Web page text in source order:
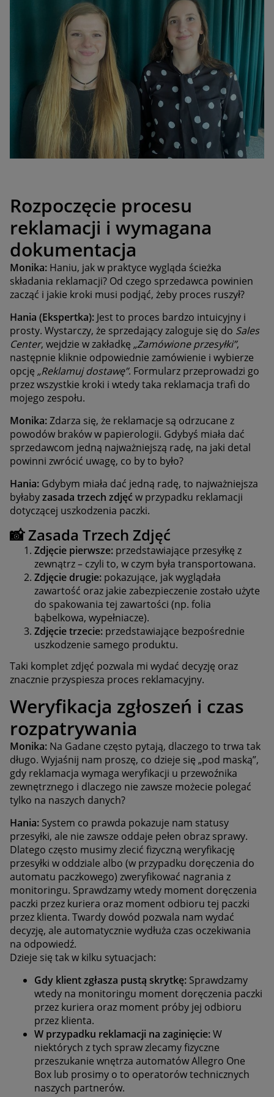
Rozpoczęcie procesu
reklamacji i wymagana
dokumentacja
Monika: Haniu, jak w praktyce wygląda ścieżka
składania reklamacji? Od czego sprzedawca powinien
zacząć i jakie kroki musi podjąć, żeby proces ruszył?
Hania (Ekspertka): Jest to proces bardzo intuicyjny i
prosty. Wystarczy, że sprzedający zaloguje się do Sales
Center, wejdzie w zakładkę „Zamówione przesyłki”,
następnie kliknie odpowiednie zamówienie i wybierze
opcję „Reklamuj dostawę”. Formularz przeprowadzi go
przez wszystkie kroki i wtedy taka reklamacja trafi do
mojego zespołu.
Monika:Zdarza się, że reklamacje są odrzucane z
powodów braków w papierologii. Gdybyś miała dać
sprzedawcom jedną najważniejszą radę, na jaki detal
powinni zwrócić uwagę, co by to było?
Hania: Gdybym miała dać jedną radę, to najważniejsza
byłabyzasada trzech zdjęćw przypadku reklamacji
dotyczącej uszkodzenia paczki.
📸Zasada Trzech Zdjęć
Zdjęcie pierwsze: przedstawiające przesyłkę z
zewnątrz – czyli to, w czym była transportowana.
Zdjęcie drugie: pokazujące, jak wyglądała
zawartość oraz jakie zabezpieczenie zostało użyte
do spakowania tej zawartości (np. folia
bąbelkowa, wypełniacze).
Zdjęcie trzecie: przedstawiające bezpośrednie
uszkodzenie samego produktu.
Taki komplet zdjęć pozwala mi wydać decyzję oraz
znacznie przyspiesza proces reklamacyjny.
Weryfikacja zgłoszeń i czas
rozpatrywania
Monika: Na Gadane często pytają, dlaczego to trwa tak
długo. Wyjaśnij nam proszę, co dzieje się „pod maską”,
gdy reklamacja wymaga weryfikacji u przewoźnika
zewnętrznego i dlaczego nie zawsze możecie polegać
tylko na naszych danych?
Hania: System co prawda pokazuje nam statusy
przesyłki, ale nie zawsze oddaje pełen obraz sprawy.
Dlatego często musimy zlecić fizyczną weryfikację
przesyłki w oddziale albo (w przypadku doręczenia do
automatu paczkowego) zweryfikować nagrania z
monitoringu. Sprawdzamy wtedy moment doręczenia
paczki przez kuriera oraz moment odbioru tej paczki
przez klienta. Twardy dowód pozwala nam wydać
decyzję, ale automatycznie wydłuża czas oczekiwania
na odpowiedź.
Dzieje się tak w kilku sytuacjach:
Gdy klient zgłasza pustą skrytkę: Sprawdzamy
wtedy na monitoringu moment doręczenia paczki
przez kuriera oraz moment próby jej odbioru
przez klienta.
W przypadku reklamacji na zaginięcie:W
niektórych z tych spraw zlecamy fizyczne
przeszukanie wnętrza automatów Allegro One
Box lub prosimy o to operatorów technicznych
naszych partnerów.